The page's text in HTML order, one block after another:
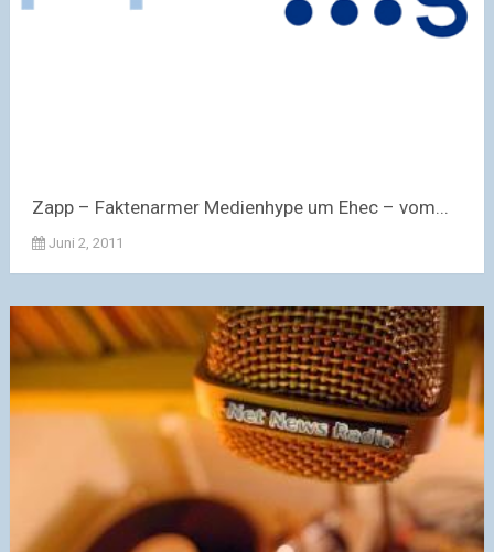
Zapp – Faktenarmer Medienhype um Ehec – vom...
Juni 2, 2011